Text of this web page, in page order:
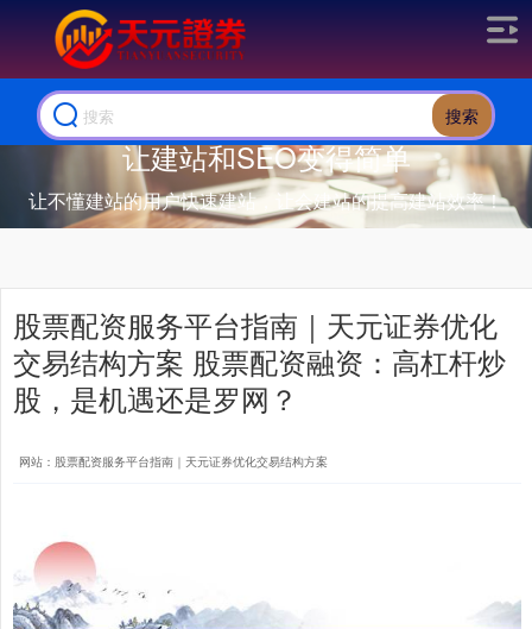
搜索
让建站和SEO变得简单
让不懂建站的用户快速建站，让会建站的提高建站效率！
股票配资服务平台指南｜天元证券优化
交易结构方案 股票配资融资：高杠杆炒
股，是机遇还是罗网？
网站：股票配资服务平台指南｜天元证券优化交易结构方案